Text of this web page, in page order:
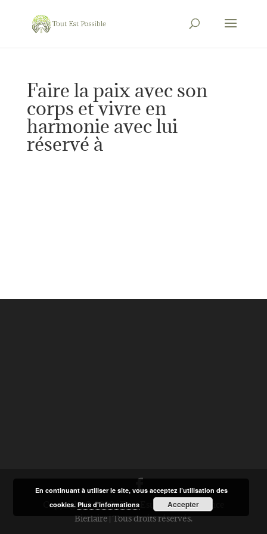
Faire la paix avec son
corps et vivre en
harmonie avec lui
réservé à
Copyright © 2020 | Tout Est Possible | Florence
Bierlaire | Tous droits réservés.
En continuant à utiliser le site, vous acceptez l’utilisation des
cookies.Plus d’informations Accepter